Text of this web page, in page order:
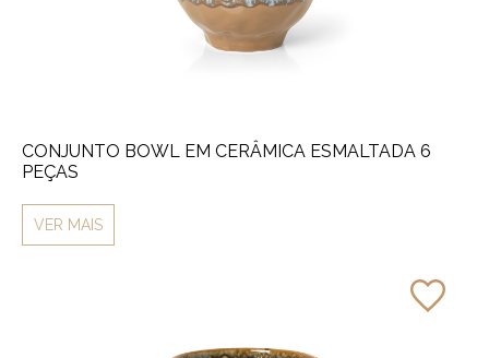
CONJUNTO BOWL EM CERÂMICA ESMALTADA 6
PEÇAS
VER MAIS